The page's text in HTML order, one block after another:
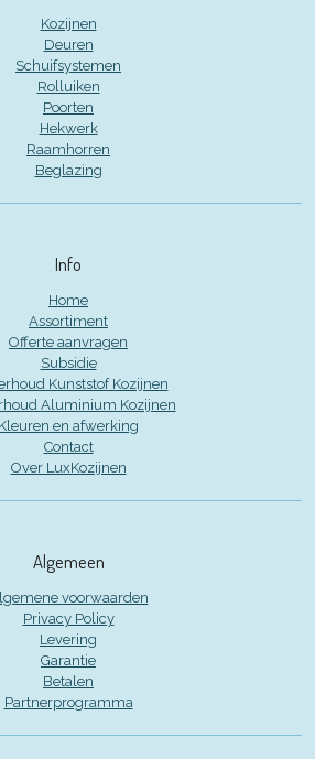
Kozijnen
Deuren
Schuifsystemen
Rolluiken
Poorten
Hekwerk
Raamhorren
Beglazing
Info
Home
Assortiment
Offerte aanvragen
Subsidie
Kunststof Kozijnen
Aluminium Kozijnen
Kleuren en afwerking
Contact
Over LuxKozijnen
Algemeen
voorwaarden
Privacy Policy
Levering
Garantie
Betalen
Partnerprogramma